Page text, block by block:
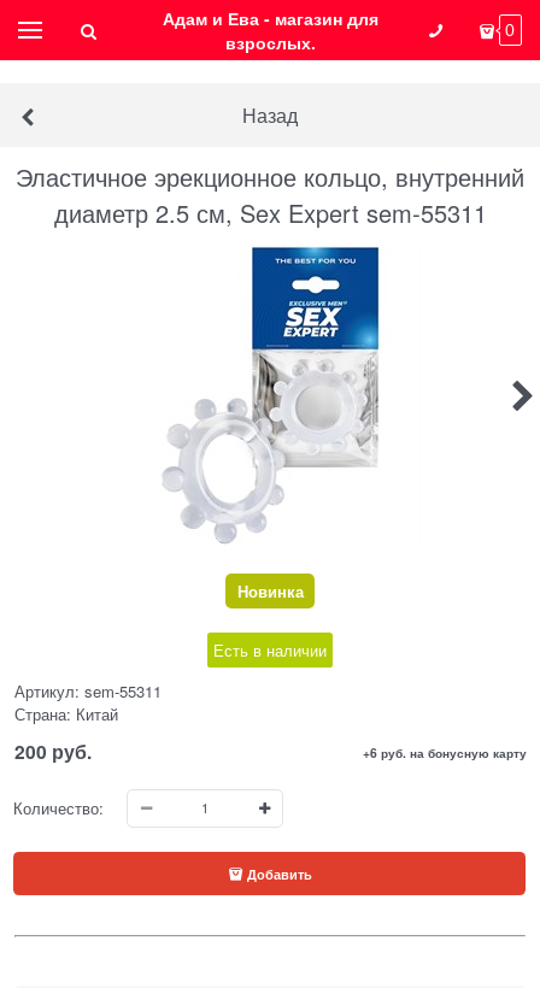
Адам и Ева - магазин для
взрослых.
0
Назад
Эластичное эрекционное кольцо, внутренний
диаметр 2.5 см, Sex Expert sem-55311
Новинка
Есть в наличии
Артикул: sem-55311
Страна: Китай
200 руб. +6 руб. на бонусную карту
Количество:
Добавить